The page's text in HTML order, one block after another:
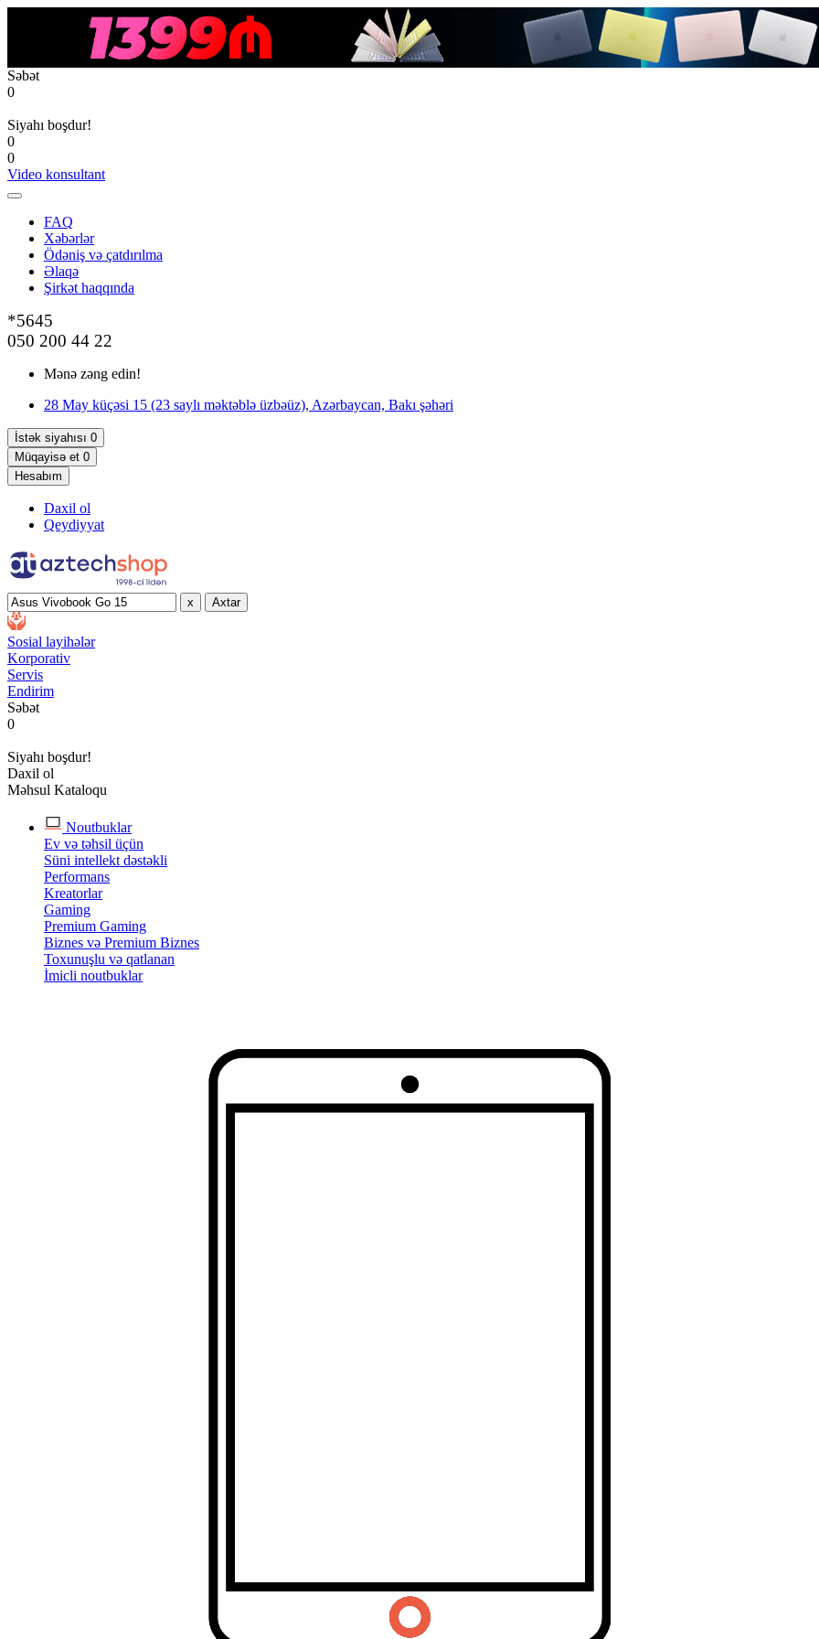
Səbət
0
Siyahı boşdur!
0
0
Video konsultant
FAQ
Xəbərlər
Ödəniş və çatdırılma
Əlaqə
Şirkət haqqında
*5645
050 200 44 22
Mənə zəng edin!
28 May küçəsi 15 (23 saylı məktəblə üzbəüz), Azərbaycan, Bakı şəhəri
İstək siyahısı 0
Müqayisə et 0
Hesabım
Daxil ol
Qeydiyyat
x Axtar
Sosial layihələr
Korporativ
Servis
Endirim
Səbət
0
Siyahı boşdur!
Daxil ol
Məhsul Kataloqu
Noutbuklar
Ev və təhsil üçün
Süni intellekt dəstəkli
Performans
Kreatorlar
Gaming
Premium Gaming
Biznes və Premium Biznes
Toxunuşlu və qatlanan
İmicli noutbuklar